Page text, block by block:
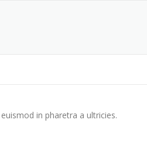
in pharetra a ultricies.